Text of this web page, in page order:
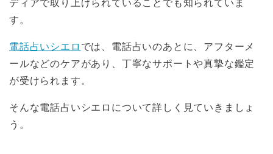
ディアで取り上げられていることでも知られていま
す。
電話占いシエロ では、電話占いのあとに、 アフターメ
ールなどのケアがあり、 丁寧なサポートや真摯な鑑定
が受けられます。
そんな電話占いシエロについて詳しく見ていきましょ
う。